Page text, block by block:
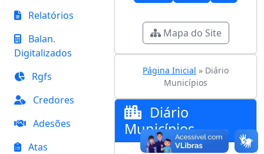
Relatórios
Balan.
Digitalizados
Rgfs
Credores
Adesões
Atas
Mapa do Site
Página Inicial » Diário
Municípios
Diário
Municípios